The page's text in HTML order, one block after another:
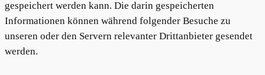
gespeichert werden kann. Die darin gespeicherten
Informationen können während folgender Besuche zu
unseren oder den Servern relevanter Drittanbieter gesendet
werden.